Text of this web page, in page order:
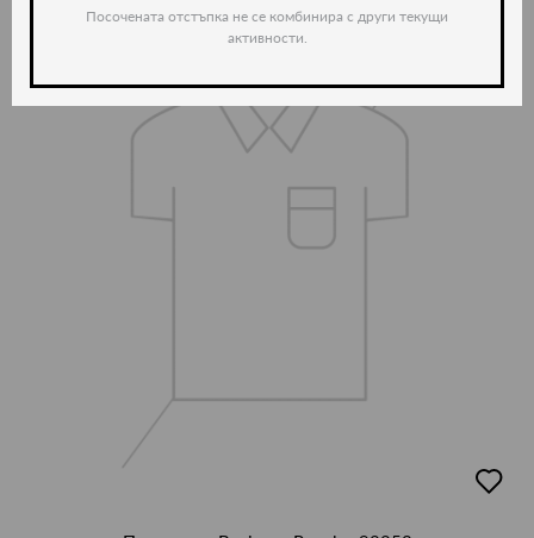
в
Посочената отстъпка не се комбинира с други текущи
активности.